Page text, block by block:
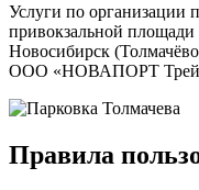
Услуги по организации
привокзальной
Новосибирск
ООО «НОВАПОРТ
Правила